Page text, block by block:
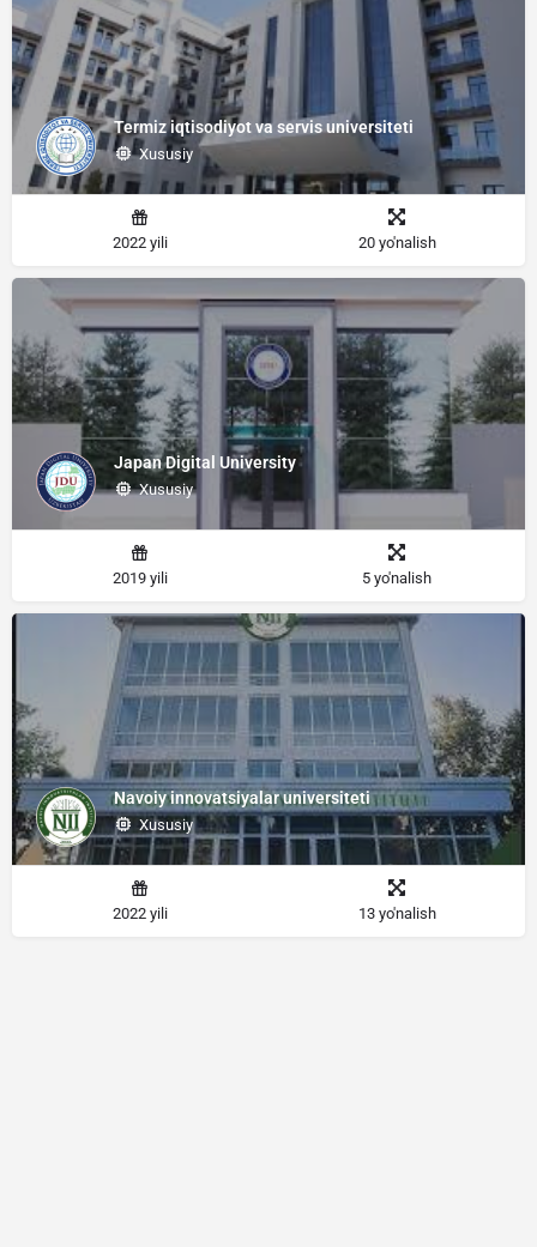
Termiz iqtisodiyot va servis universiteti
Xususiy
2022 yili 20 yo'nalish
Japan Digital University
Xususiy
2019 yili 5 yo'nalish
Navoiy innovatsiyalar universiteti
Xususiy
2022 yili 13 yo'nalish